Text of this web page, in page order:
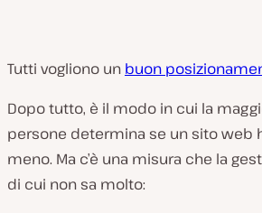
Tutti vogliono un buon
Dopo tutto, è il modo in cui la
persone determina se un sito web
meno. Ma c’è una misura che la
di cui non sa molto: